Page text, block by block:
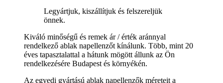
Legyártjuk, kiszállítjuk és felszereljük
önnek.
Kiváló minőségű és remek ár / érték aránnyal
rendelkező ablak napellenzőt kínálunk. Több, mint 20
éves tapasztalattal a hátunk mögött állunk az Ön
rendelkezésére Budapest és környékén.
Az egyedi gyártású ablak napellenzők méreteit a